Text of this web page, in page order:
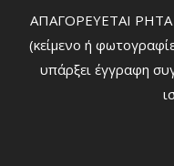
ΑΠΑΓΟΡΕΥΕΤΑΙ ΡΗΤΑ
(κείμενο ή
υπάρξει έγγραφη